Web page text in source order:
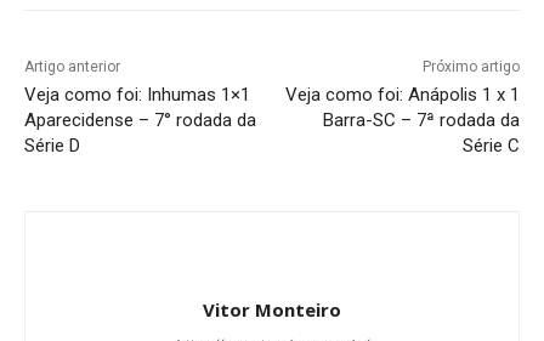
Artigo anterior
Veja como foi: Inhumas 1×1
Aparecidense – 7° rodada da
Série D
Próximo artigo
Veja como foi: Anápolis 1 x 1
Barra-SC – 7ª rodada da
Série C
Vitor Monteiro